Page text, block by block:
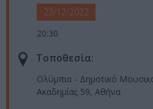
23/12/2022
20:30
Τοποθεσία:
Ολύμπια - Δημοτικό
Ακαδημίας 59, Αθήνα